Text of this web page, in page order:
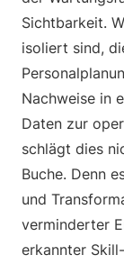
Sichtbarkeit.
isoliert sind,
Nachweise in
Daten zur
schlägt dies
Buche. Denn
und
verminderter
erkannter